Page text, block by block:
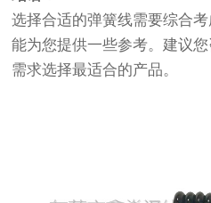
选择合适的弹簧线需要综合
能为您提供一些参考。建议
需求选择最适合的产品。